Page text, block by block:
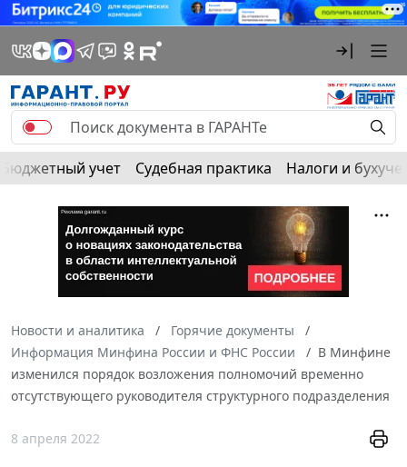
Бюджетный учет Судебная практика Налоги и
Новости и аналитика
Горячие документы
Информация Минфина России и ФНС России
В Минфине
изменился порядок возложения полномочий временно
отсутствующего руководителя структурного подразделения
8 апреля 2022